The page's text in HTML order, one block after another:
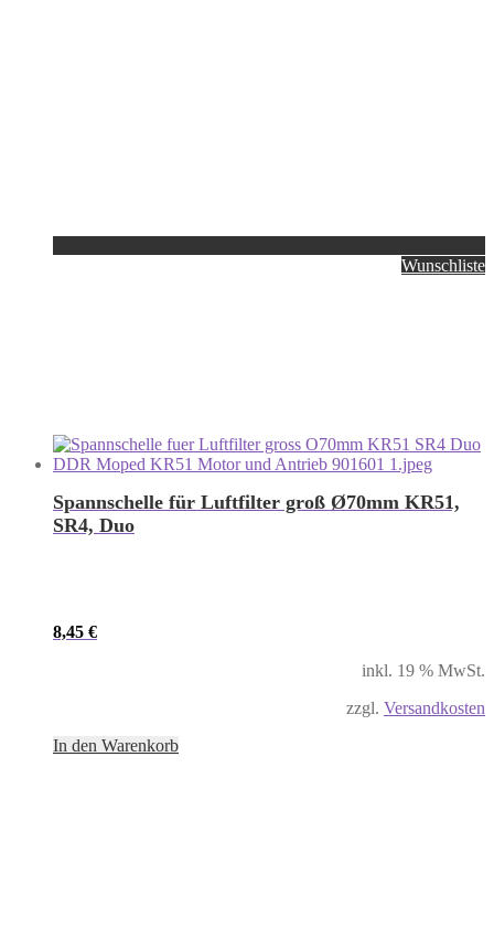
Wunschliste
Spannschelle für Luftfilter groß Ø70mm KR51,
SR4, Duo
8,45 €
inkl. 19 % MwSt.
zzgl. Versandkosten
In den Warenkorb